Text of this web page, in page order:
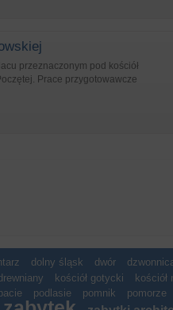
przeznaczonym pod kościół
Prace przygotowawcze
dolny śląsk dwór
kościół gotycki kościół
podlasie pomnik pomorze